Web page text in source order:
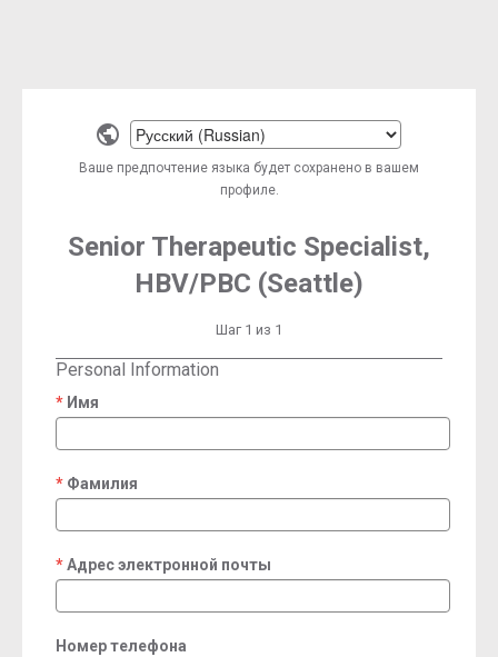
Select
a
language
Ваше предпочтение языка будет сохранено в вашем
профиле.
Senior Therapeutic Specialist,
HBV/PBC (Seattle)
Шаг 1 из 1
Personal Information
Имя
required
Фамилия
required
Адрес электронной почты
required
Номер телефона